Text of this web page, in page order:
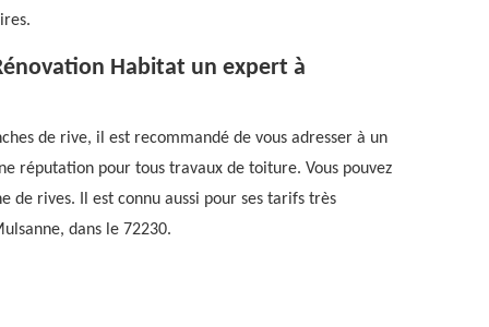
Habitat un expert à
de rive, il est recommandé de vous adresser à un
réputation pour tous travaux de toiture. Vous pouvez
de rives. Il est connu aussi pour ses tarifs très
dans le 72230.